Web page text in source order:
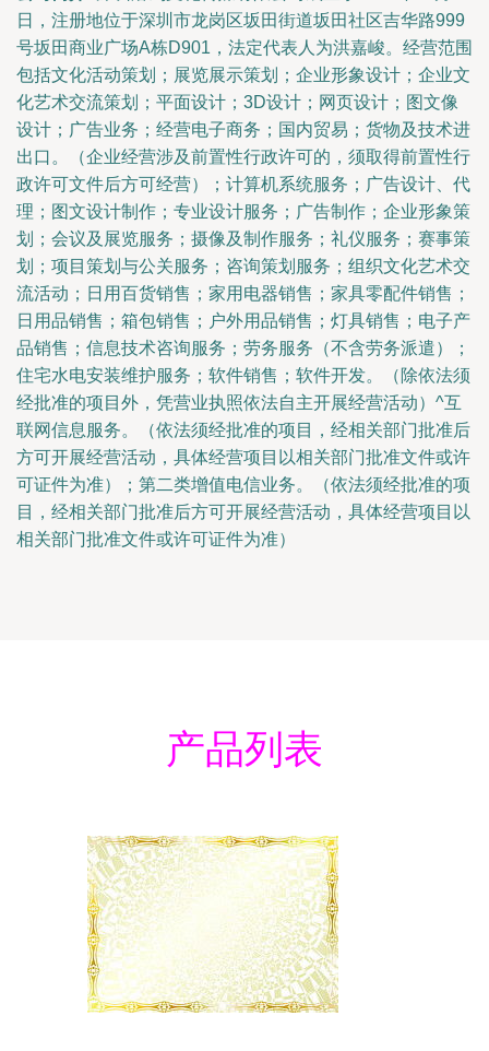
日，注册地位于深圳市龙岗区坂田街道坂田社区吉华路999
号坂田商业广场A栋D901，法定代表人为洪嘉峻。经营范围
包括文化活动策划；展览展示策划；企业形象设计；企业文
化艺术交流策划；平面设计；3D设计；网页设计；图文像
设计；广告业务；经营电子商务；国内贸易；货物及技术进
出口。（企业经营涉及前置性行政许可的，须取得前置性行
政许可文件后方可经营）；计算机系统服务；广告设计、代
理；图文设计制作；专业设计服务；广告制作；企业形象策
划；会议及展览服务；摄像及制作服务；礼仪服务；赛事策
划；项目策划与公关服务；咨询策划服务；组织文化艺术交
流活动；日用百货销售；家用电器销售；家具零配件销售；
日用品销售；箱包销售；户外用品销售；灯具销售；电子产
品销售；信息技术咨询服务；劳务服务（不含劳务派遣）；
住宅水电安装维护服务；软件销售；软件开发。（除依法须
经批准的项目外，凭营业执照依法自主开展经营活动）^互
联网信息服务。（依法须经批准的项目，经相关部门批准后
方可开展经营活动，具体经营项目以相关部门批准文件或许
可证件为准）；第二类增值电信业务。（依法须经批准的项
目，经相关部门批准后方可开展经营活动，具体经营项目以
相关部门批准文件或许可证件为准）
产品列表